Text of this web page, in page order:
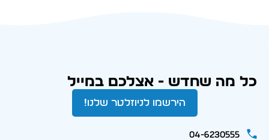
כל מה שחדש - אצלכם במייל
הירשמו לניוזלטר שלנו!
04-6230555